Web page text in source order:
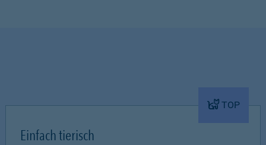
TOP
Einfach tierisch